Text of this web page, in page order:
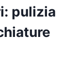
pulizia